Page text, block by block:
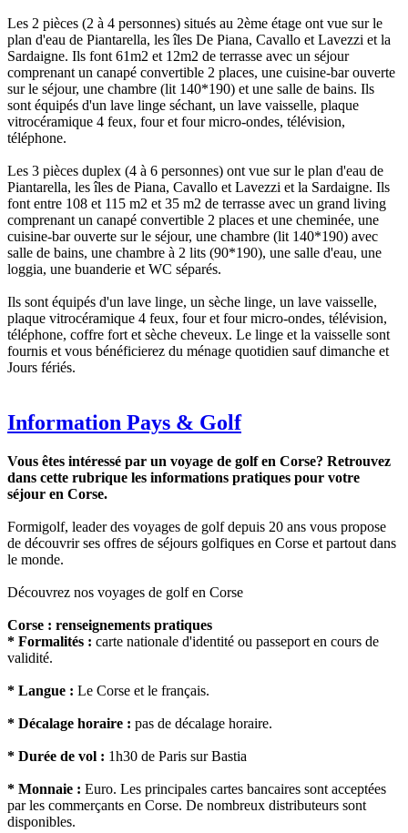
Les 2 pièces (2 à 4 personnes) situés au 2ème étage ont vue sur le
plan d'eau de Piantarella, les îles De Piana, Cavallo et Lavezzi et la
Sardaigne. Ils font 61m2 et 12m2 de terrasse avec un séjour
comprenant un canapé convertible 2 places, une cuisine-bar ouverte
sur le séjour, une chambre (lit 140*190) et une salle de bains. Ils
sont équipés d'un lave linge séchant, un lave vaisselle, plaque
vitrocéramique 4 feux, four et four micro-ondes, télévision,
téléphone.
Les 3 pièces duplex (4 à 6 personnes) ont vue sur le plan d'eau de
Piantarella, les îles de Piana, Cavallo et Lavezzi et la Sardaigne. Ils
font entre 108 et 115 m2 et 35 m2 de terrasse avec un grand living
comprenant un canapé convertible 2 places et une cheminée, une
cuisine-bar ouverte sur le séjour, une chambre (lit 140*190) avec
salle de bains, une chambre à 2 lits (90*190), une salle d'eau, une
loggia, une buanderie et WC séparés.
Ils sont équipés d'un lave linge, un sèche linge, un lave vaisselle,
plaque vitrocéramique 4 feux, four et four micro-ondes, télévision,
téléphone, coffre fort et sèche cheveux. Le linge et la vaisselle sont
fournis et vous bénéficierez du ménage quotidien sauf dimanche et
Jours fériés.
Information Pays & Golf
Vous êtes intéressé par un voyage de golf en Corse? Retrouvez
dans cette rubrique les informations pratiques pour votre
séjour en Corse.
Formigolf, leader des voyages de golf depuis 20 ans vous propose
de découvrir ses offres de séjours golfiques en Corse et partout dans
le monde.
Découvrez nos voyages de golf en Corse
Corse : renseignements pratiques
* Formalités : carte nationale d'identité ou passeport en cours de
validité.
* Langue : Le Corse et le français.
* Décalage horaire : pas de décalage horaire.
* Durée de vol : 1h30 de Paris sur Bastia
* Monnaie : Euro. Les principales cartes bancaires sont acceptées
par les commerçants en Corse. De nombreux distributeurs sont
disponibles.